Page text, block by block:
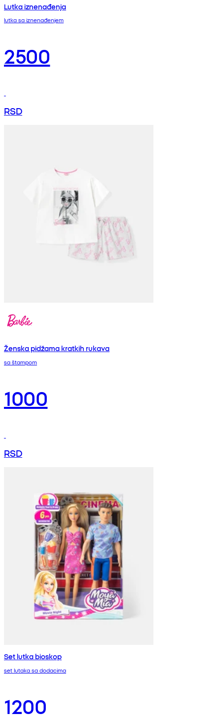
Lutka iznenađenja
lutka sa iznenađenjem
2500
RSD
Ženska pidžama kratkih rukava
sa štampom
1000
RSD
Set lutka bioskop
set lutaka sa dodacima
1200